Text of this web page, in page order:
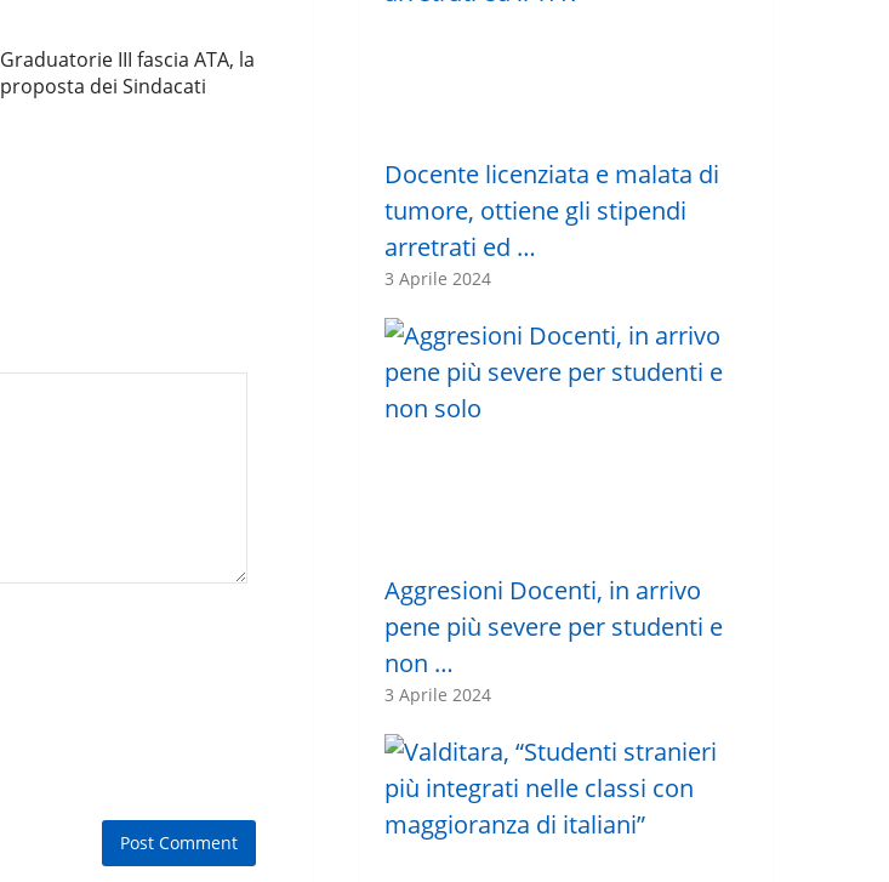
Graduatorie III fascia ATA, la
proposta dei Sindacati
Docente licenziata e malata di
tumore, ottiene gli stipendi
arretrati ed …
3 Aprile 2024
Aggresioni Docenti, in arrivo
pene più severe per studenti e
non …
3 Aprile 2024